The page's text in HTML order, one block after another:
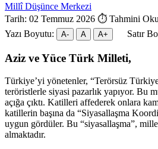
Millî Düşünce Merkezi
Tarih: 02 Temmuz 2026 ⏱ Tahmini
Yazı Boyutu:
A- A A+ Satır
Aziz ve Yüce Türk Milleti,
Türkiye’yi yönetenler, “Terörsüz
teröristlerle siyasi pazarlık yapıyor. Bu
açığa çıktı. Katilleri affederek onlara
katillerin başına da “Siyasallaşma
uygun gördüler. Bu “siyasallaşma”,
almaktadır.